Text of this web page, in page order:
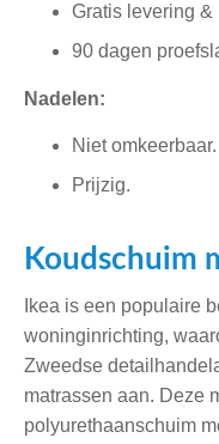
Gratis levering &
90 dagen
Nadelen:
Niet omkeerbaar.
Prijzig.
Koudschuim
Ikea is een populaire
woninginrichting,
Zweedse
matrassen aan. Deze
polyurethaanschuim